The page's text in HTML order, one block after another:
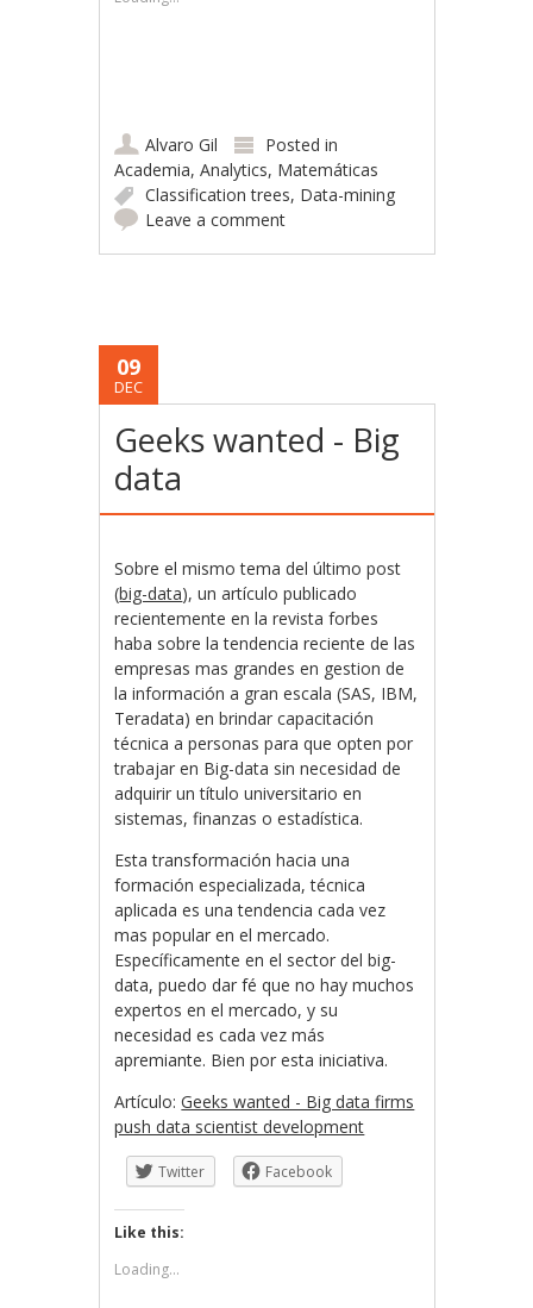
Alvaro Gil
Posted in
Academia,Analytics, Matemáticas
Classification trees, Data-mining
Leave a comment
09
DEC
Geeks wanted - Big
data
Sobre el mismo tema del último post
(big-data), un artículo publicado
recientemente en la revista forbes
haba sobre la tendencia reciente de las
empresas mas grandes en gestion de
la información a gran escala (SAS, IBM,
Teradata) en brindar capacitación
técnica a personas para que opten por
trabajar en Big-data sin necesidad de
adquirir un título universitario en
sistemas, finanzas o estadística.
Esta transformación hacia una
formación especializada, técnica
aplicada es una tendencia cada vez
mas popular en el mercado.
Específicamente en el sector del big-
data, puedo dar fé que no hay muchos
expertos en el mercado, y su
necesidad es cada vez más
apremiante. Bien por esta iniciativa.
Artículo:Geeks wanted - Big data firms
push data scientist development
Twitter Facebook
Like this:
Loading...